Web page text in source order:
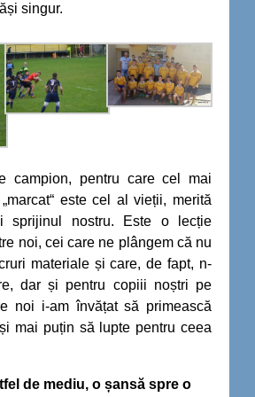
singur.
campion, pentru care cel mai
este cel al vieții, merită
sprijinul nostru. Este o lecție
noi, cei care ne plângem că nu
materiale și care, de fapt, n-
dar și pentru copiii noștri pe
noi i-am învățat să primească
mai puțin să lupte pentru ceea
de mediu, o șansă spre o